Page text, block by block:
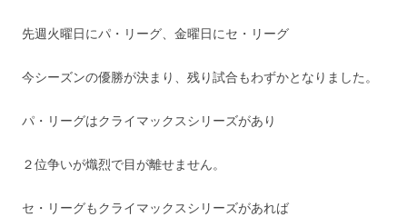
先週火曜日にパ・リーグ、金曜日にセ・リーグ
今シーズンの優勝が決まり、残り試合もわずかとなりました。
パ・リーグはクライマックスシリーズがあり
２位争いが熾烈で目が離せません。
セ・リーグもクライマックスシリーズがあれば